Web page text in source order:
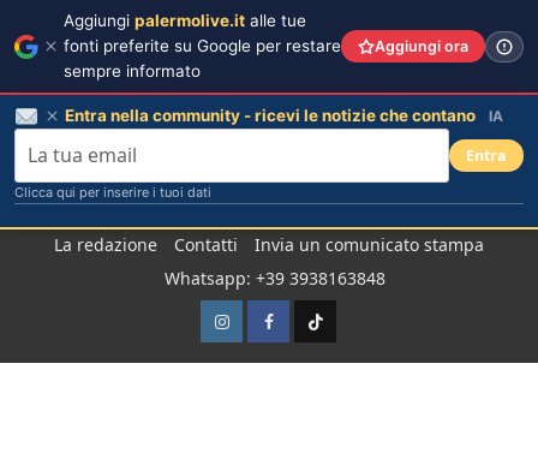
La redazione Contatti
Invia un comunicato stampa
Whatsapp: +39 3938163848
InstagramFacebook
TikTok
Aggiungi palermolive.it alle tue
fonti preferite su Google per restare
sempre informato
Aggiungi ora
Entra nella community - ricevi le notizie che contano IA
Entra
Clicca qui per inserire i tuoi dati